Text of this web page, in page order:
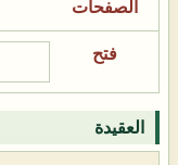
العقيدة